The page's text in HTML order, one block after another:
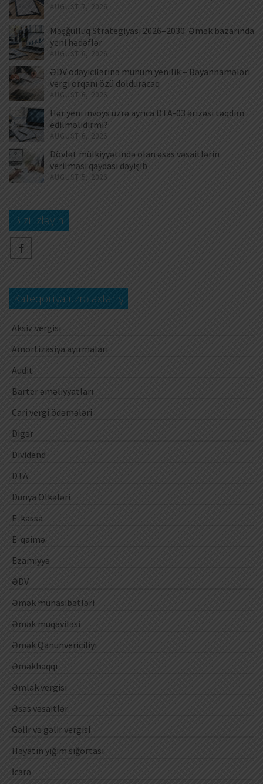
AUGUST 7, 2026
Məşğulluq Strategiyası 2026–2030: Əmək bazarında
yeni hədəflər
AUGUST 6, 2026
ƏDV ödəyicilərinə mühüm yenilik – Bəyannamələri
vergi orqanı özü dolduracaq
AUGUST 6, 2026
Hər yeni invoys üzrə ayrıca DTA-03 ərizəsi təqdim
edilməlidirmi?
AUGUST 6, 2026
Dövlət mülkiyyətində olan əsas vəsaitlərin
verilməsi qaydası dəyişib
AUGUST 5, 2026
Bizi izləyin
Kateqoriya üzrə axtarış
Aksiz vergisi
Amortizasiya ayırmaları
Audit
Barter əməliyyatları
Cari vergi ödəmələri
Digər
Dividend
DTA
Dünya Ölkələri
E-kassa
E-qaimə
Ezamiyyə
ƏDV
Əmək münasibətləri
Əmək müqaviləsi
Əmək Qanunvericiliyi
Əməkhaqqı
Əmlak vergisi
Əsas vəsaitlər
Gəlir və gəlir vergisi
Həyatın yığım sığortası
İcarə